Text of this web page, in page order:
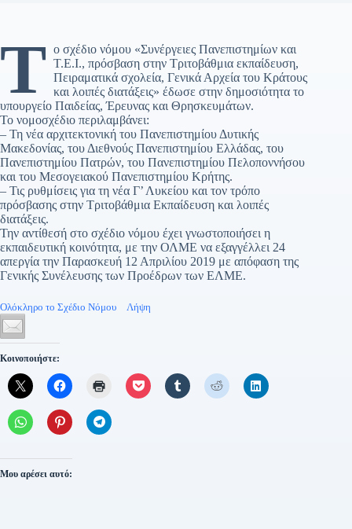
Τ ο σχέδιο νόμου «Συνέργειες Πανεπιστημίων και
Τ.Ε.Ι., πρόσβαση στην Τριτοβάθμια εκπαίδευση,
Πειραματικά σχολεία, Γενικά Αρχεία του Κράτους
και λοιπές διατάξεις» έδωσε στην δημοσιότητα το
υπουργείο Παιδείας, Έρευνας και Θρησκευμάτων.
Το νομοσχέδιο περιλαμβάνει:
– Τη νέα αρχιτεκτονική του Πανεπιστημίου Δυτικής
Μακεδονίας, του Διεθνούς Πανεπιστημίου Ελλάδας, του
Πανεπιστημίου Πατρών, του Πανεπιστημίου Πελοποννήσου
και του Μεσογειακού Πανεπιστημίου Κρήτης.
– Τις ρυθμίσεις για τη νέα Γ’ Λυκείου και τον τρόπο
πρόσβασης στην Τριτοβάθμια Εκπαίδευση και λοιπές
διατάξεις.
Την αντίθεσή στο σχέδιο νόμου έχει γνωστοποιήσει η
εκπαιδευτική κοινότητα, με την ΟΛΜΕ να εξαγγέλλει 24
απεργία την Παρασκευή 12 Απριλίου 2019 με απόφαση της
Γενικής Συνέλευσης των Προέδρων των ΕΛΜΕ.
Ολόκληρο το Σχέδιο Νόμου Λήψη
Κοινοποιήστε:
Μου αρέσει αυτό: